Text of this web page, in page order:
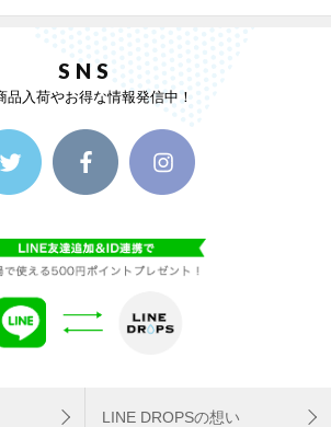
SNS
品入荷やお得な情報発信中！
LINE DROPSの想い